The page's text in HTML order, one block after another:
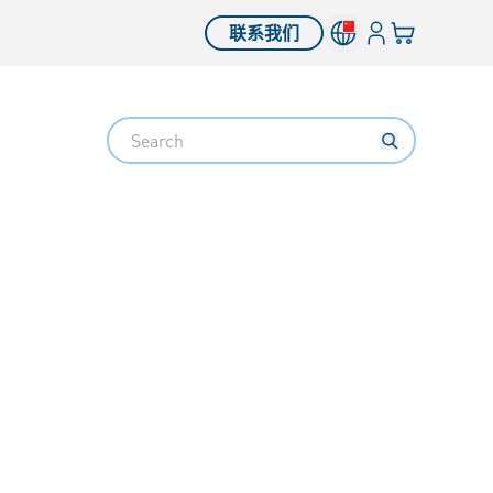
联系我们 登入您的购物车
Search